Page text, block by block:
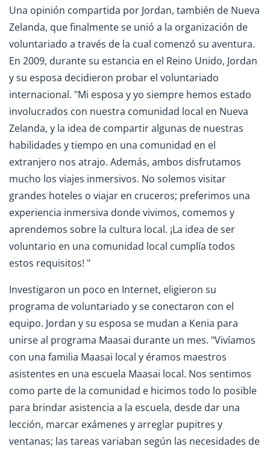
Una opinión compartida por Jordan, también de Nueva
Zelanda, que finalmente se unió a la organización de
voluntariado a través de la cual comenzó su aventura.
En 2009, durante su estancia en el Reino Unido, Jordan
y su esposa decidieron probar el voluntariado
internacional. "Mi esposa y yo siempre hemos estado
involucrados con nuestra comunidad local en Nueva
Zelanda, y la idea de compartir algunas de nuestras
habilidades y tiempo en una comunidad en el
extranjero nos atrajo. Además, ambos disfrutamos
mucho los viajes inmersivos. No solemos visitar
grandes hoteles o viajar en cruceros; preferimos una
experiencia inmersiva donde vivimos, comemos y
aprendemos sobre la cultura local. ¡La idea de ser
voluntario en una comunidad local cumplía todos
estos requisitos! "
Investigaron un poco en Internet, eligieron su
programa de voluntariado y se conectaron con el
equipo. Jordan y su esposa se mudan a Kenia para
unirse al programa Maasai durante un mes. "Vivíamos
con una familia Maasai local y éramos maestros
asistentes en una escuela Maasai local. Nos sentimos
como parte de la comunidad e hicimos todo lo posible
para brindar asistencia a la escuela, desde dar una
lección, marcar exámenes y arreglar pupitres y
ventanas; las tareas variaban según las necesidades de